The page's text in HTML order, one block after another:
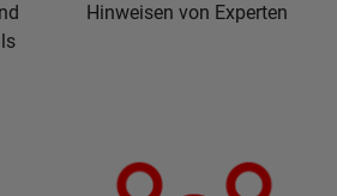
Hinweisen von Experten